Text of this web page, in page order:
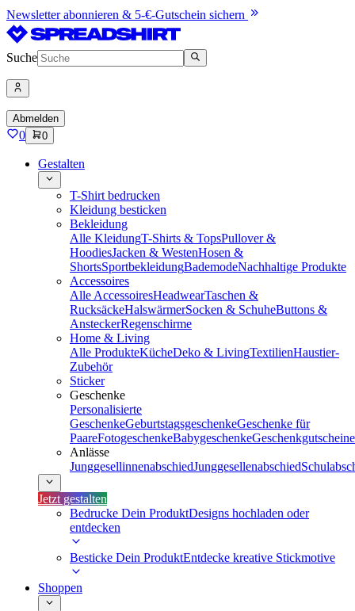
Newsletter abonnieren & 5-€-Gutschein sichern
Suche
Abmelden
0 0
Gestalten
T-Shirt bedrucken
Kleidung besticken
Bekleidung
Alle KleidungT-Shirts & TopsPullover &
HoodiesJacken & WestenHosen &
ShortsSportbekleidungBademodeNachhaltige Produkte
Accessoires
Alle AccessoiresHeadwearTaschen &
RucksäckeHalswärmerSocken & SchuheButtons &
AnsteckerRegenschirme
Home & Living
Alle ProdukteKücheDeko & LivingTextilienHaustier-
Zubehör
Sticker
Geschenke
Personalisierte
GeschenkeGeburtstagsgeschenkeGeschenke für
PaareFotogeschenkeBabygeschenkeGeschenkgutscheine
Anlässe
JunggesellinnenabschiedJunggesellenabschied
Jetzt gestalten
Bedrucke Dein ProduktDesigns hochladen oder
entdecken
Besticke Dein ProduktEntdecke kreative Stickmotive
Shoppen